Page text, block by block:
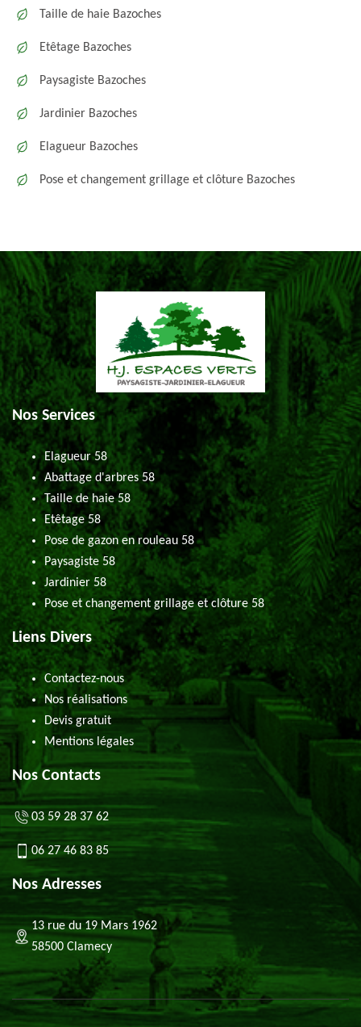
Taille de haie Bazoches
Etêtage Bazoches
Paysagiste Bazoches
Jardinier Bazoches
Elagueur Bazoches
Pose et changement grillage et clôture Bazoches
Nos Services
Elagueur 58
Abattage d'arbres 58
Taille de haie 58
Etêtage 58
Pose de gazon en rouleau 58
Paysagiste 58
Jardinier 58
Pose et changement grillage et clôture 58
Liens Divers
Contactez-nous
Nos réalisations
Devis gratuit
Mentions légales
Nos Contacts
03 59 28 37 62
06 27 46 83 85
Nos Adresses
13 rue du 19 Mars 1962
58500 Clamecy